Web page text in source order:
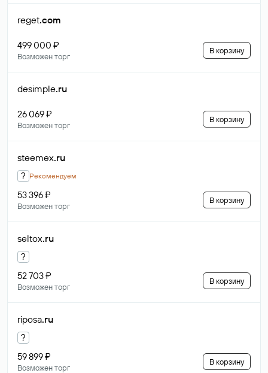
reget.com
499 000 ₽
Возможен торг
В корзину
desimple.ru
26 069 ₽
Возможен торг
В корзину
steemex.ru
? Рекомендуем
53 396 ₽
Возможен торг
В корзину
seltox.ru
?
52 703 ₽
Возможен торг
В корзину
riposa.ru
?
59 899 ₽
Возможен торг
В корзину